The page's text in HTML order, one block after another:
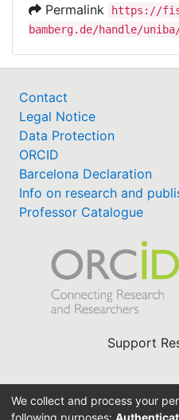
Permalink
https://
bamberg.de/handle/
Contact
Legal Notice
Data Protection
ORCID
Barcelona Declaration
Info on research and
Professor Catalogue
Support
We collect and process your
following purposes: